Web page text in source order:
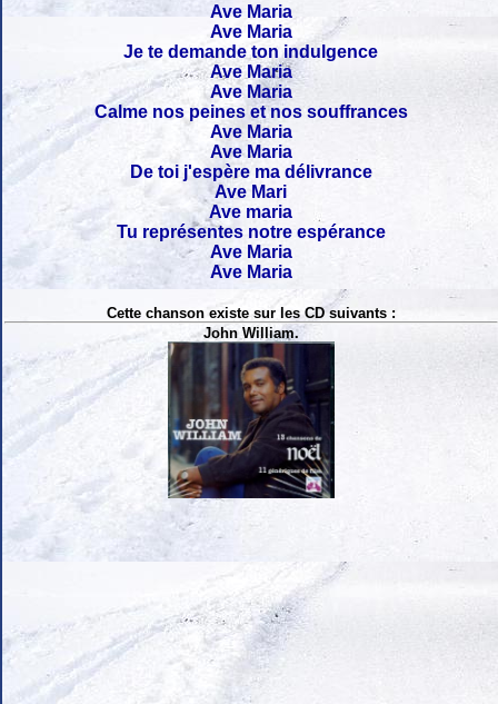
Ave Maria
Ave Maria
Je te demande ton indulgence
Ave Maria
Ave Maria
Calme nos peines et nos souffrances
Ave Maria
Ave Maria
De toi j'espère ma délivrance
Ave Mari
Ave maria
Tu représentes notre espérance
Ave Maria
Ave Maria
Cette chanson existe sur les CD suivants :
John William.